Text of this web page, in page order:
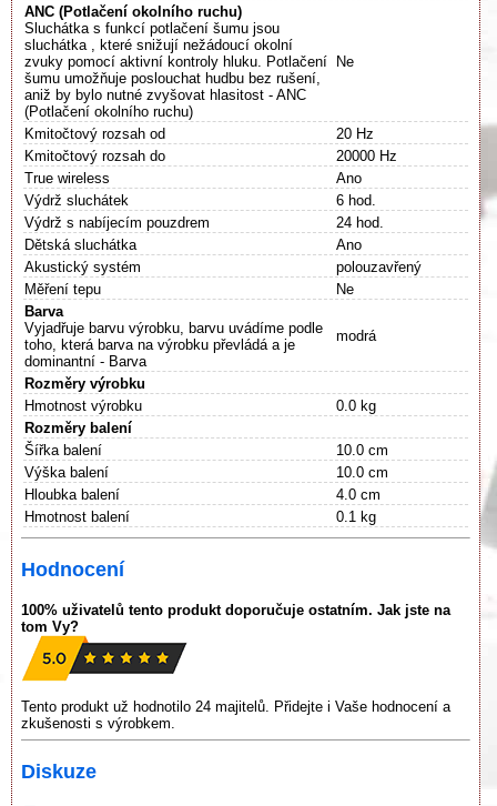
ANC (Potlačení okolního ruchu)
Sluchátka s funkcí potlačení šumu jsou
sluchátka , které snižují nežádoucí okolní
zvuky pomocí aktivní kontroly hluku. Potlačení
šumu umožňuje poslouchat hudbu bez rušení,
aniž by bylo nutné zvyšovat hlasitost - ANC
(Potlačení okolního ruchu)
Ne
Kmitočtový rozsah od
20 Hz
Kmitočtový rozsah do
20000 Hz
True wireless
Ano
Výdrž sluchátek
6 hod.
Výdrž s nabíjecím pouzdrem
24 hod.
Dětská sluchátka
Ano
Akustický systém
polouzavřený
Měření tepu
Ne
Barva
Vyjadřuje barvu výrobku, barvu uvádíme podle
toho, která barva na výrobku převládá a je
dominantní - Barva
modrá
Rozměry výrobku
Hmotnost výrobku
0.0 kg
Rozměry balení
Šířka balení
10.0 cm
Výška balení
10.0 cm
Hloubka balení
4.0 cm
Hmotnost balení
0.1 kg
Hodnocení
100% uživatelů tento produkt doporučuje ostatním. Jak jste na
tom Vy?
Tento produkt už hodnotilo 24 majitelů. Přidejte i Vaše hodnocení a
zkušenosti s výrobkem.
Diskuze